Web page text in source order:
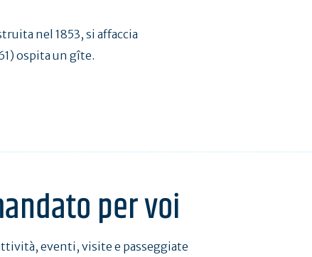
nel 1853, si affaccia
ospita un gîte.
per voi
eventi, visite e passeggiate